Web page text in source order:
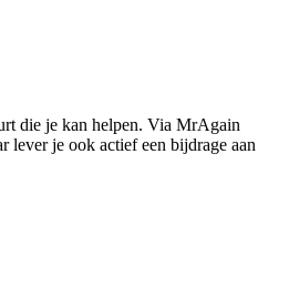
die je kan helpen. Via MrAgain
lever je ook actief een bijdrage aan